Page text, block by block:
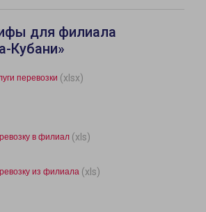
для филиала
Кубани»
перевозки (xlsx)
в филиал (xls)
из филиала (xls)